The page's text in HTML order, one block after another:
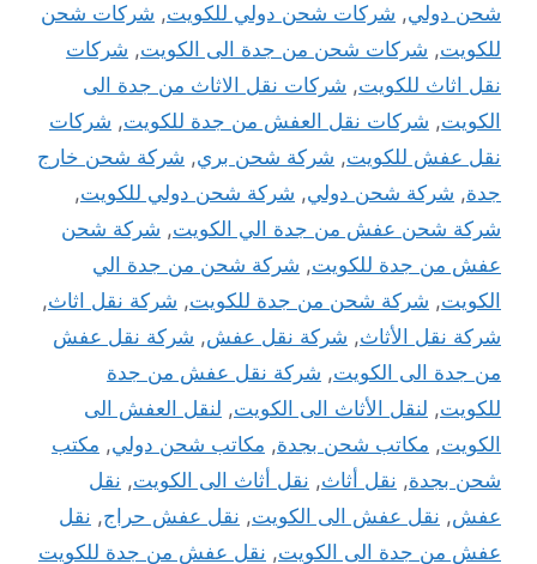
شحن دولي, شركات شحن دولي للكويت, شركات شحن
للكويت, شركات شحن من جدة الى الكويت, شركات
نقل اثاث للكويت, شركات نقل الاثاث من جدة الى
الكويت, شركات نقل العفش من جدة للكويت, شركات
نقل عفش للكويت, شركة شحن بري, شركة شحن خارج
جدة, شركة شحن دولي, شركة شحن دولي للكويت,
شركة شحن عفش من جدة الي الكويت, شركة شحن
عفش من جدة للكويت, شركة شحن من جدة الي
الكويت, شركة شحن من جدة للكويت, شركة نقل اثاث,
شركة نقل الأثاث, شركة نقل عفش, شركة نقل عفش
من جدة الى الكويت, شركة نقل عفش من جدة
للكويت, لنقل الأثاث الى الكويت, لنقل العفش الى
الكويت, مكاتب شحن بجدة, مكاتب شحن دولي, مكتب
شحن بجدة, نقل أثاث, نقل أثاث الى الكويت, نقل
عفش, نقل عفش الى الكويت, نقل عفش حراج, نقل
عفش من جدة الى الكويت, نقل عفش من جدة للكويت